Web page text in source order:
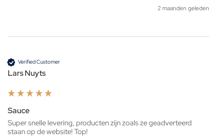
2 maanden geleden
Verified Customer
Lars Nuyts
Sauce
Super snelle levering, producten zijn zoals ze geadverteerd
staan op de website! Top!